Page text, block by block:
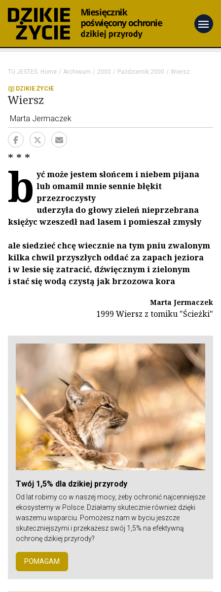
menu
TU JESTEŚ: Home Archiwum 2000 Październik 2000 Wiersz
DZIKIE ŻYCIE
Wiersz
Marta Jermaczek
* * *
b yć może jestem słońcem i niebem pijana
lub omamił mnie sennie błękit
przezroczysty
uderzyła do głowy zieleń nieprzebrana
księżyc wzeszedł nad lasem i pomieszał zmysły
ale siedzieć chcę wiecznie na tym pniu zwalonym
kilka chwil przyszłych oddać za zapach jeziora
i w lesie się zatracić, dźwięcznym i zielonym
i stać się wodą czystą jak brzozowa kora
Marta Jermaczek
1999 Wiersz z tomiku "Ścieżki"
Twój 1,5% dla dzikiej przyrody
Od lat robimy co w naszej mocy, żeby ochronić najcenniejsze
ekosystemy w Polsce. Działamy skutecznie również dzięki
waszemu wsparciu. Pomożesz nam w byciu jeszcze
skuteczniejszymi i przekażesz swój 1,5% na efektywną
ochronę dzikiej przyrody?
POMAGAM